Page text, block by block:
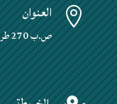
 العنوان
ص.ب 270 طريق الصومعة البليدة